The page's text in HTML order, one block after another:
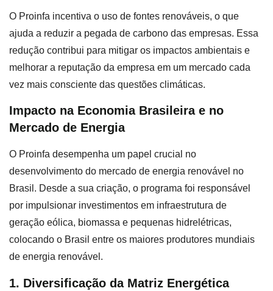
O Proinfa incentiva o uso de fontes renováveis, o que
ajuda a reduzir a pegada de carbono das empresas. Essa
redução contribui para mitigar os impactos ambientais e
melhorar a reputação da empresa em um mercado cada
vez mais consciente das questões climáticas.
Impacto na Economia Brasileira e no
Mercado de Energia
O Proinfa desempenha um papel crucial no
desenvolvimento do mercado de energia renovável no
Brasil. Desde a sua criação, o programa foi responsável
por impulsionar investimentos em infraestrutura de
geração eólica, biomassa e pequenas hidrelétricas,
colocando o Brasil entre os maiores produtores mundiais
de energia renovável.
1. Diversificação da Matriz Energética